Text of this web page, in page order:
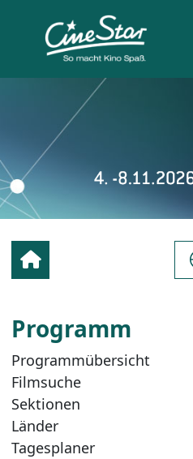
Programm
Programmübersicht
Filmsuche
Sektionen
Länder
Tagesplaner